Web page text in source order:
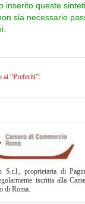
inserito queste
sia necessario
ai “Preferiti”:
S.r.l., proprietaria di
iscritta alla
di Roma.